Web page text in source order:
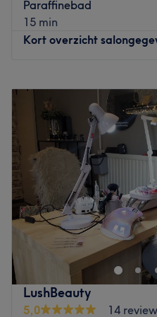
Paraffinebad
15 min
Kort overzicht
Woensdag
Donderdag
Vrijdag
Zaterdag
Zondag
Bij Rêve Sucré in Schilde
persoonlijke en unieke
van haar hobby haar
graag van meegenieten.
de vele treatments en maak
eindresultaat. Een
LushBeauty
5,0
14